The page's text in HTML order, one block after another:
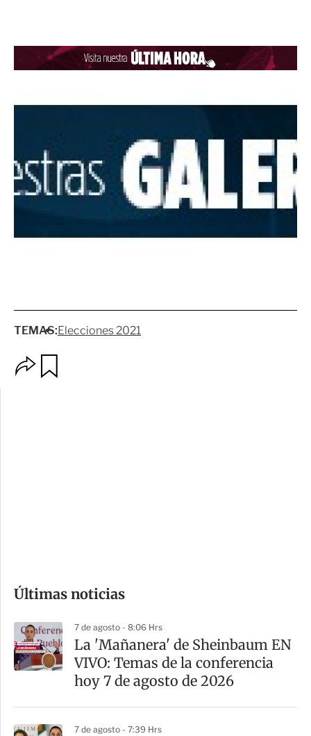
TEMAS:Elecciones 2021
p
m
a
r
t
Últimas noticias
7 de agosto - 8:06 Hrs
La 'Mañanera' de Sheinbaum EN
VIVO: Temas de la conferencia
hoy 7 de agosto de 2026
7 de agosto - 7:39 Hrs